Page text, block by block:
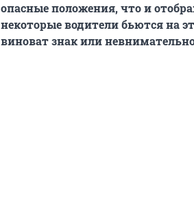
опасные положения, что и
некоторые водители бьются на
виноват знак или